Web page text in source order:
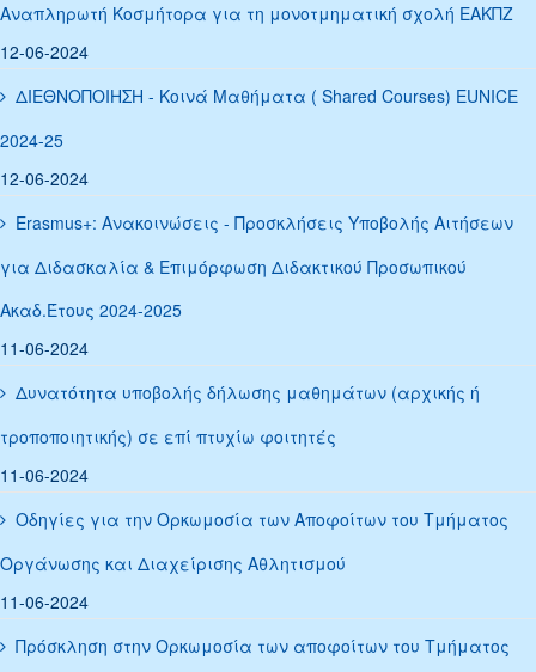
Αναπληρωτή Κοσμήτορα για τη μονοτμηματική σχολή ΕΑΚΠΖ
12-06-2024
ΔΙΕΘΝΟΠΟΙΗΣΗ - Κοινά Μαθήματα ( Shared Courses) EUNICE
2024-25
12-06-2024
Erasmus+: Ανακοινώσεις - Προσκλήσεις Υποβολής Αιτήσεων
για Διδασκαλία & Επιμόρφωση Διδακτικού Προσωπικού
Ακαδ.Έτους 2024-2025
11-06-2024
Δυνατότητα υποβολής δήλωσης μαθημάτων (αρχικής ή
τροποποιητικής) σε επί πτυχίω φοιτητές
11-06-2024
Οδηγίες για την Ορκωμοσία των Αποφοίτων του Τμήματος
Οργάνωσης και Διαχείρισης Αθλητισμού
11-06-2024
Πρόσκληση στην Ορκωμοσία των αποφοίτων του Τμήματος